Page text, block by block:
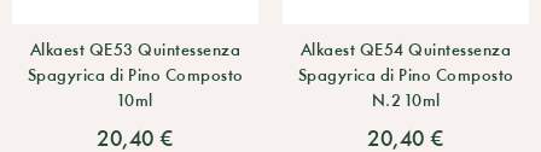
Alkaest QE53 Quintessenza
Spagyrica di Pino Composto
10ml
20,40 €
Alkaest QE54 Quintessenza
Spagyrica di Pino Composto
N.2 10ml
20,40 €